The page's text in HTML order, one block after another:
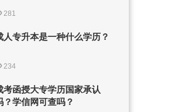
281
人专升本是一种什么学历？
234
考函授大专学历国家承认
？学信网可查吗？